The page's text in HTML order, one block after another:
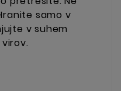
samo v
v suhem